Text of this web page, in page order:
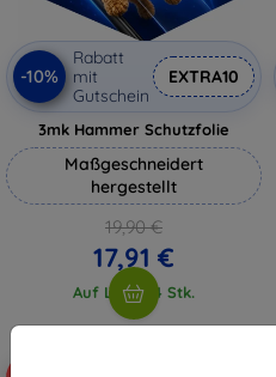
-10%
Rabatt
mit
Gutschein
EXTRA10
3mk Hammer Schutzfolie
Maßgeschneidert
hergestellt
19,90 €
17,91 €
Auf Lager 4 Stk.